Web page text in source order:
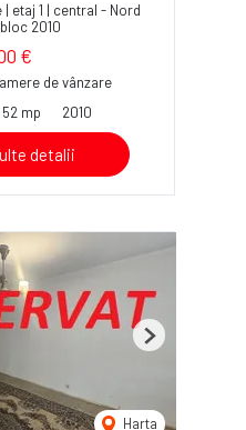
etaj 1 | central - Nord
2010
€
de vânzare
52 mp 2010
detalii
Harta
Next